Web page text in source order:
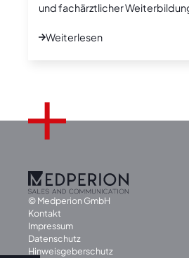
und fachärztlicher
Weiterlesen
© Medperion GmbH
Kontakt
Impressum
Datenschutz
Hinweisgeberschutz